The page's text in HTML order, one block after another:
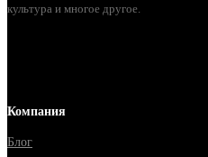
культура и многое другое.
Компания
Блог